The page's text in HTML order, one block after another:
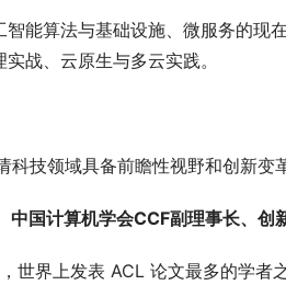
能算法与基础设施、微服务的现
战、云原生与多云实践。
技领域具备前瞻性视野和创新变
中国计算机学会CCF副理事长、创
世界上发表 ACL 论文最多的学者